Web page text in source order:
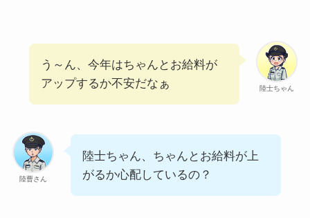
陸士ちゃん
う～ん、今年はちゃんとお給料が
アップするか不安だなぁ
陸曹さん
陸士ちゃん、ちゃんとお給料が上
がるか心配しているの？